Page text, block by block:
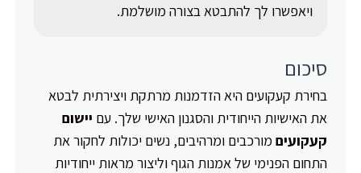
ויאפשרו לך להתבטא בצורה מושלמת.
סיכום
בחירת קעקועים היא הזדמנות מרתקת ויצירתית לבטא
את האישיות הייחודית והסגנון האישי שלך. עם יישום
קעקועיםמורכבים ומרהיבים, נשים יכולות לחקור את
התחום הפנימי של אמנות הגוף וליצור מראות ייחודיות